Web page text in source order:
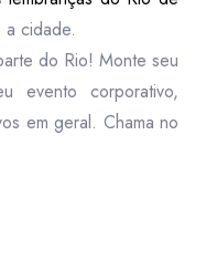
a cidade.
do Rio! Monte seu
evento corporativo,
em geral. Chama no